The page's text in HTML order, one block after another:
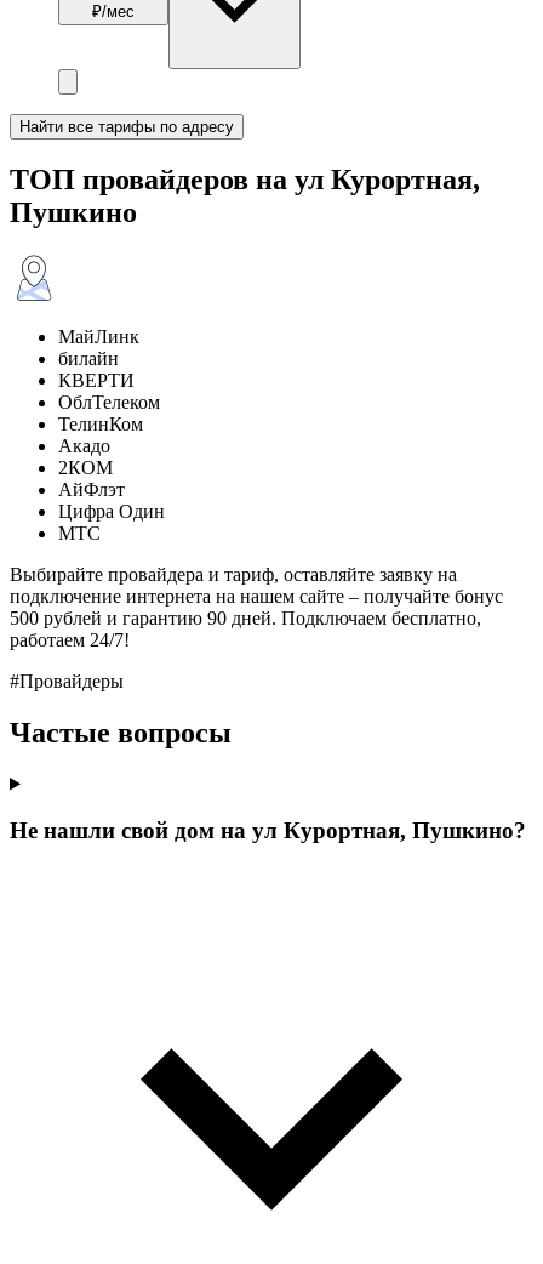
₽/мес
Найти все тарифы по адресу
ТОП провайдеров на ул Курортная,
Пушкино
МайЛинк
билайн
КВЕРТИ
ОблТелеком
ТелинКом
Акадо
2КОМ
АйФлэт
Цифра Один
МТС
Выбирайте провайдера и тариф, оставляйте заявку на
подключение интернета на нашем сайте – получайте бонус
500 рублей и гарантию 90 дней. Подключаем бесплатно,
работаем 24/7!
#Провайдеры
Частые вопросы
Не нашли свой дом на ул Курортная, Пушкино?